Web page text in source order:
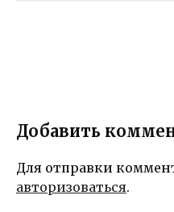
Добавить
Для отправки
авторизоваться.